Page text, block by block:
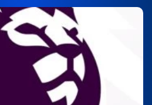
กสถิติการพบกันในอดีต ระหว่างทั้ง
จะครองสิทธิ์ในการชนะ เมื่อพบกัน
2025 ทีมแมนซิตี้คว้าชัยจากน็อตติ้ง
ฟอร์มล่าสุดของทั้งสองทีม น็อตติ้ง
ม่ค่อนข้างดี เมื่อชนะได้เพียง 2 ใน
เชสเตอร์ ซิตี้ มีฟอร์มที่ดีขึ้น มีการ
งกายของนักเตะ ทั้งสองทีมมีนักเตะ
ลานี้ น็อตติ้งแฮม ฟอเรสต์ มีมัตซ์
โล่ เกมรุกมาครบ แอนโธนี่ อีลังก้า